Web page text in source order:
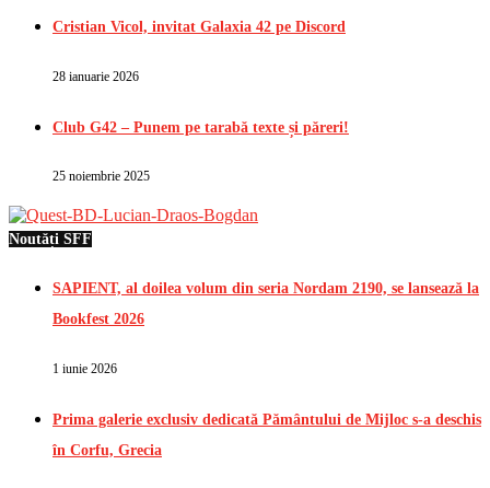
Cristian Vicol, invitat Galaxia 42 pe Discord
28 ianuarie 2026
Club G42 – Punem pe tarabă texte și păreri!
25 noiembrie 2025
Noutăți SFF
SAPIENT, al doilea volum din seria Nordam 2190, se lansează la
Bookfest 2026
1 iunie 2026
Prima galerie exclusiv dedicată Pământului de Mijloc s-a deschis
în Corfu, Grecia